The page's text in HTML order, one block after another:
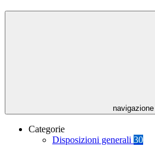
navigazione
Categorie
Disposizioni generali 30